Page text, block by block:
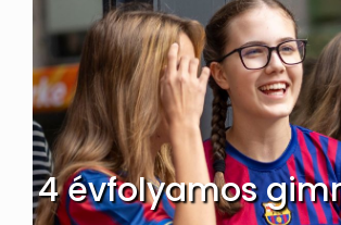
4 évfolyamos